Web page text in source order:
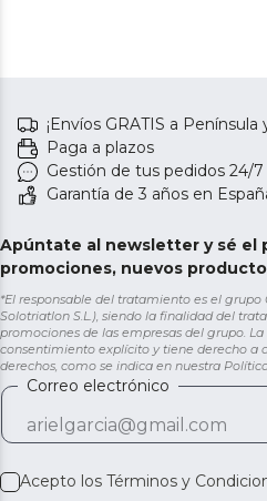
¡Envíos GRATIS a Península
Paga a plazos
Gestión de tus pedidos 24/7
Garantía de 3 años en
Apúntate al newsletter y sé el
promociones, nuevos
*El responsable del tratamiento es el grupo
Solotriatlon S.L.), siendo la finalidad del
promociones de las empresas del grupo.
consentimiento explícito y tiene derecho a
derechos, como se indica en nuestra
Correo electrónico
Acepto los Términos y